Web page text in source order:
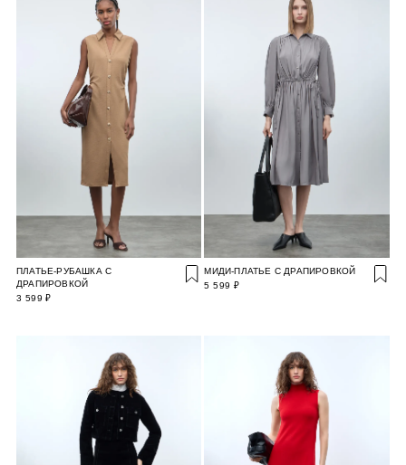
ПЛАТЬЕ-РУБАШКА С
ДРАПИРОВКОЙ
3 599 ₽
МИДИ-ПЛАТЬЕ С ДРАПИРОВКОЙ
5 599 ₽